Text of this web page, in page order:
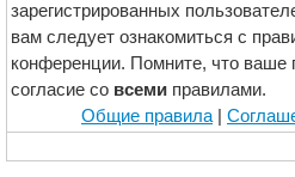
зарегистрированных
вам следует ознакомиться с
конференции. Помните, что ваше
согласие со всеми правилами.
Общие правила